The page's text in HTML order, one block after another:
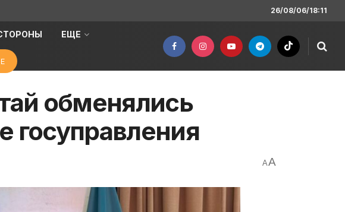
26/08/06/18:11
ЕЩЕ
обменялись
госуправления
AA